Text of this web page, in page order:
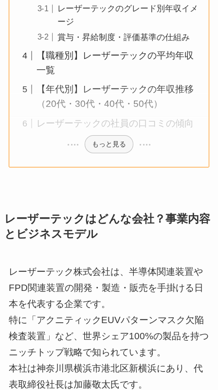
レーザーテックのグレード別年収イメ
ージ
賞与・昇給制度・評価基準の仕組み
【職種別】レーザーテックの平均年収
一覧
【年代別】レーザーテックの年収推移
（20代・30代・40代・50代）
レーザーテックの社員の口コミの傾向
もっと見る
レーザーテックはどんな会社？事業内容
とビジネスモデル
レーザーテック株式会社は、半導体関連装置や
FPD関連装置の開発・製造・販売を手掛ける日
本を代表する企業です。
特に「アクニティックEUVパターンマスク欠陥
検査装置」など、世界シェア100%の製品を持つ
ニッチトップ戦略で知られています。
本社は神奈川県横浜市港北区新横浜にあり、代
表取締役社長は加藤敬太氏です。